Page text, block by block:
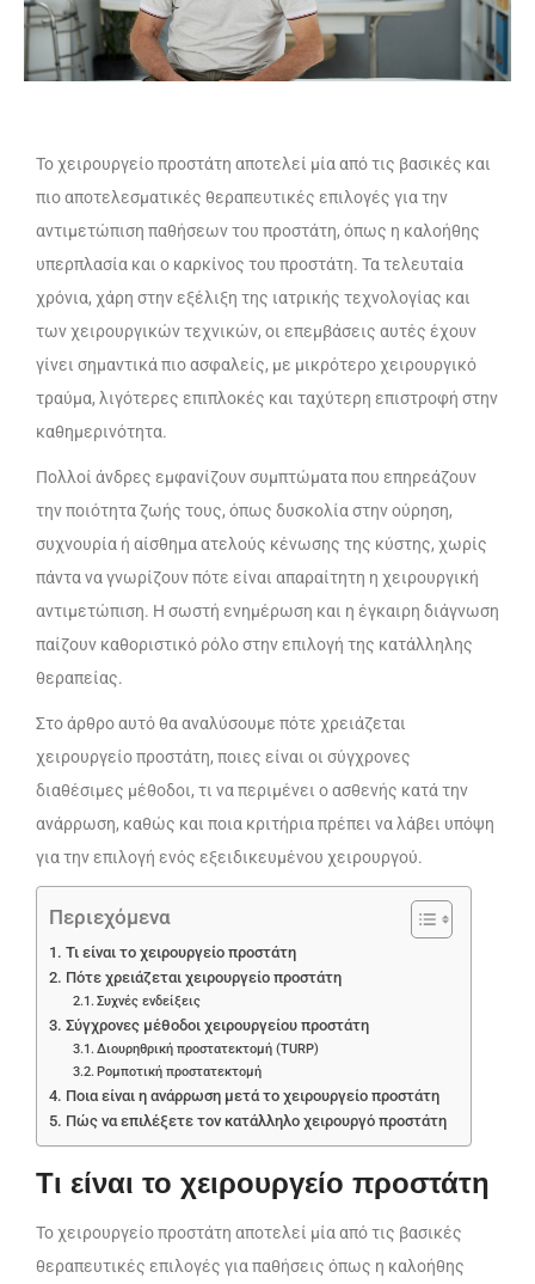
Το χειρουργείο προστάτη αποτελεί μία από τις βασικές και
πιο αποτελεσματικές θεραπευτικές επιλογές για την
αντιμετώπιση παθήσεων του προστάτη, όπως η καλοήθης
υπερπλασία και ο καρκίνος του προστάτη. Τα τελευταία
χρόνια, χάρη στην εξέλιξη της ιατρικής τεχνολογίας και
των χειρουργικών τεχνικών, οι επεμβάσεις αυτές έχουν
γίνει σημαντικά πιο ασφαλείς, με μικρότερο χειρουργικό
τραύμα, λιγότερες επιπλοκές και ταχύτερη επιστροφή στην
καθημερινότητα.
Πολλοί άνδρες εμφανίζουν συμπτώματα που επηρεάζουν
την ποιότητα ζωής τους, όπως δυσκολία στην ούρηση,
συχνουρία ή αίσθημα ατελούς κένωσης της κύστης, χωρίς
πάντα να γνωρίζουν πότε είναι απαραίτητη η χειρουργική
αντιμετώπιση. Η σωστή ενημέρωση και η έγκαιρη διάγνωση
παίζουν καθοριστικό ρόλο στην επιλογή της κατάλληλης
θεραπείας.
Στο άρθρο αυτό θα αναλύσουμε πότε χρειάζεται
χειρουργείο προστάτη, ποιες είναι οι σύγχρονες
διαθέσιμες μέθοδοι, τι να περιμένει ο ασθενής κατά την
ανάρρωση, καθώς και ποια κριτήρια πρέπει να λάβει υπόψη
για την επιλογή ενός εξειδικευμένου χειρουργού.
Περιεχόμενα
Τι είναι το χειρουργείο προστάτη
Πότε χρειάζεται χειρουργείο προστάτη
Συχνές ενδείξεις
Σύγχρονες μέθοδοι χειρουργείου προστάτη
Διουρηθρική προστατεκτομή (TURP)
Ρομποτική προστατεκτομή
Ποια είναι η ανάρρωση μετά το χειρουργείο προστάτη
Πώς να επιλέξετε τον κατάλληλο χειρουργό προστάτη
Τι είναι το χειρουργείο προστάτη
Το χειρουργείο προστάτη αποτελεί μία από τις βασικές
θεραπευτικές επιλογές για παθήσεις όπως η καλοήθης